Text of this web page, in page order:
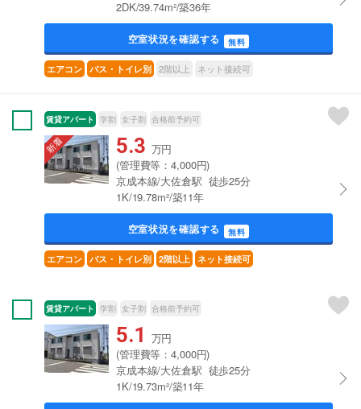
2DK/39.74m²/築36年
空室状況を確認する 無料
エアコン バス・トイレ別 2階以上 ネット接続可
賃貸アパート 学割 女子割 合格前予約可
5.3 万円
(管理費等：4,000円)
京成本線/大佐倉駅 徒歩25分
1K/19.78m²/築11年
空室状況を確認する 無料
エアコン バス・トイレ別 2階以上 ネット接続可
賃貸アパート 学割 女子割 合格前予約可
5.1 万円
(管理費等：4,000円)
京成本線/大佐倉駅 徒歩25分
1K/19.73m²/築11年